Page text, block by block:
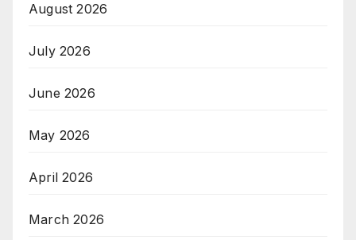
August 2026
July 2026
June 2026
May 2026
April 2026
March 2026